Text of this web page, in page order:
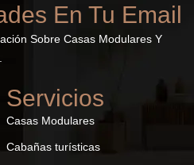
En Tu Email
Sobre Casas Modulares Y
Servicios
Casas Modulares
Cabañas turísticas